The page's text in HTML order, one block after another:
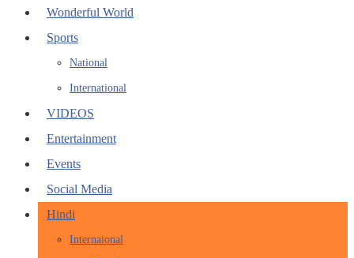
Wonderful World
Sports
National
International
VIDEOS
Entertainment
Events
Social Media
Hindi
Internaional